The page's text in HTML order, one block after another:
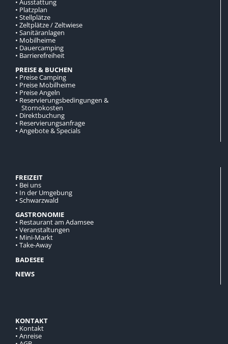
• Ausstattung
• Platzplan
• Stellplätze
• Zeltplätze / Zeltwiese
• Sanitäranlagen
• Mobilheime
• Dauercamping
• Barrierefreiheit
PREISE & BUCHEN
• Preise Camping
• Preise Mobilheime
• Preise Angeln
• Reservierungsbedingungen &
Stornokosten
• Direktbuchung
• Reservierungsanfrage
• Angebote & Specials
FREIZEIT
• Bei uns
• In der Umgebung
• Schwarzwald
GASTRONOMIE
• Restaurant am Adamsee
• Veranstaltungen
• Mini-Markt
• Take-Away
BADESEE
NEWS
KONTAKT
• Kontakt
• Anreise